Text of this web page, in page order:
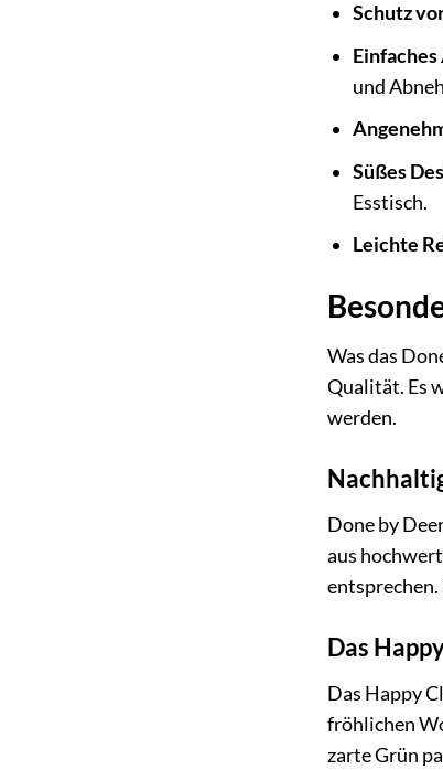
Schutz
und
Süßes
Esstisch.
Leichte
Was das
Qualität. Es
werden.
Done by
aus
entsprechen.
Das
Das Happy
fröhlichen
zarte Grün